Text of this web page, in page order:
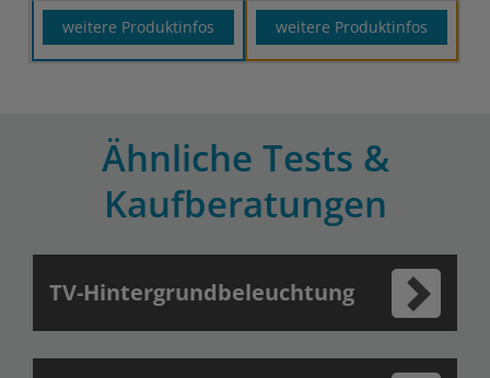
weitere Produktinfos weitere Produktinfos
Ähnliche Tests &
Kaufberatungen
TV-Hintergrundbeleuchtung